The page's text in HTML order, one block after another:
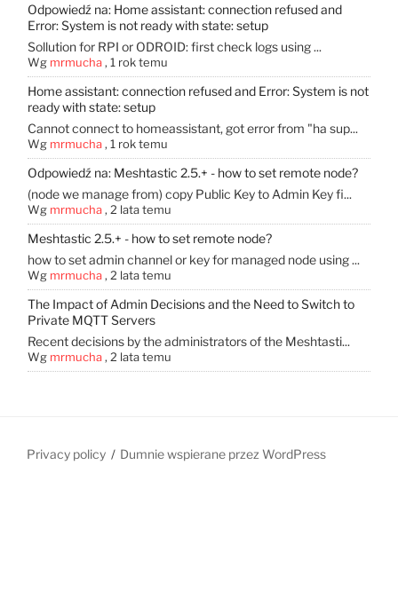
Odpowiedź na: Home assistant: connection refused and
Error: System is not ready with state: setup
Sollution for RPI or ODROID: first check logs using ...
Wg mrmucha , 1 rok temu
Home assistant: connection refused and Error: System is not
ready with state: setup
Cannot connect to homeassistant, got error from "ha sup...
Wg mrmucha , 1 rok temu
Odpowiedź na: Meshtastic 2.5.+ - how to set remote node?
(node ​​we manage from) copy Public Key to Admin Key fi...
Wg mrmucha , 2 lata temu
Meshtastic 2.5.+ - how to set remote node?
how to set admin channel or key for managed node using ...
Wg mrmucha , 2 lata temu
The Impact of Admin Decisions and the Need to Switch to
Private MQTT Servers
Recent decisions by the administrators of the Meshtasti...
Wg mrmucha , 2 lata temu
Privacy policy Dumnie wspierane przez WordPress